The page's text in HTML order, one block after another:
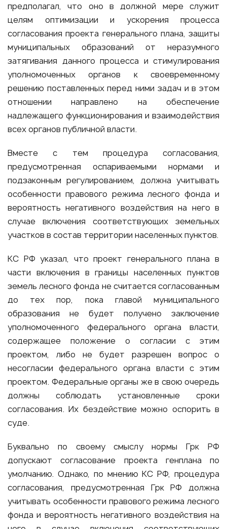
предполагал, что оно в должной мере служит
целям оптимизации и ускорения процесса
согласования проекта генерального плана, защиты
муниципальных образований от неразумного
затягивания данного процесса и стимулирования
уполномоченных органов к своевременному
решению поставленных перед ними задач и в этом
отношении направлено на обеспечение
надлежащего функционирования и взаимодействия
всех органов публичной власти.
Вместе с тем процедура согласования,
предусмотренная оспариваемыми нормами и
подзаконным регулированием, должна учитывать
особенности правового режима лесного фонда и
вероятность негативного воздействия на него в
случае включения соответствующих земельных
участков в состав территории населенных пунктов.
КС РФ указал, что проект генерального плана в
части включения в границы населенных пунктов
земель лесного фонда не считается согласованным
до тех пор, пока главой муниципального
образования не будет получено заключение
уполномоченного федерального органа власти,
содержащее положение о согласии с этим
проектом, либо не будет разрешен вопрос о
несогласии федерального органа власти с этим
проектом. Федеральные органы же в свою очередь
должны соблюдать установленные сроки
согласования. Их бездействие можно оспорить в
суде.
Буквально по своему смыслу нормы Грк РФ
допускают согласование проекта генплана по
умолчанию. Однако, по мнению КС РФ, процедура
согласования, предусмотренная Грк РФ должна
учитывать особенности правового режима лесного
фонда и вероятность негативного воздействия на